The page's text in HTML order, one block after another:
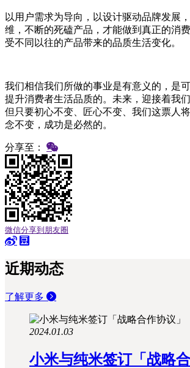
以用户需求为导向，以设计驱动品牌发展
维，不断的死磕产品，才能做到真正的消
受不同以往的产品带来的品质生活变化。
我们相信我们所做的事业是有意义的，是
提升消费者生活品质的。未来，迎接着我
但只要初心不变、匠心不变、我们这票人
念不变，成功是必然的。
分享至：
微信分享到朋友圈
近期动态
了解更多
2024.01.03
小米与纯米签订「战略